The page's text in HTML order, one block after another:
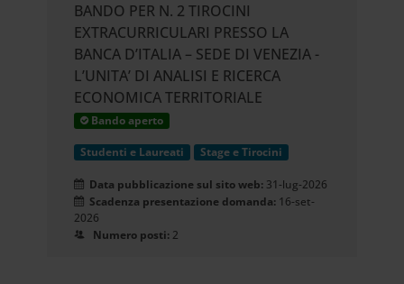
BANDO PER N. 2 TIROCINI
EXTRACURRICULARI PRESSO LA
BANCA D’ITALIA – SEDE DI VENEZIA -
L’UNITA’ DI ANALISI E RICERCA
ECONOMICA TERRITORIALE
Bando aperto
Studenti e Laureati Stage e Tirocini
Data pubblicazione sul sito web: 31-lug-2026
Scadenza presentazione domanda: 16-set-
2026
Numero posti: 2